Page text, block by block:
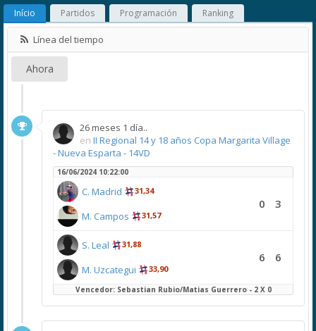
Início Partidos Programación Ranking
Línea del tiempo
Ahora
26 meses 1 día..
en II Regional 14 y 18 años Copa Margarita Village
- Nueva Esparta - 14VD
16/06/2024 10:22:00
C. Madrid 31,34
M. Campos 31,57
0 3
S. Leal 31,88
M. Uzcategui 33,90
6 6
Vencedor: Sebastian Rubio/Matias Guerrero - 2 X 0